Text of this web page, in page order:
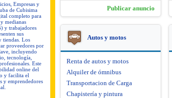
Empresas y
de Cubisima
completo para
medianas
y trabajadores
sus
tiendas. Los
proveedores por
incluyendo
tecnología,
Este
online del
y facilita el
y emprendedores
Publicar anuncio
Autos y motos
Renta de autos y motos
Alquiler de ómnibus
Transportacion de Carga
Chapistería y pintura